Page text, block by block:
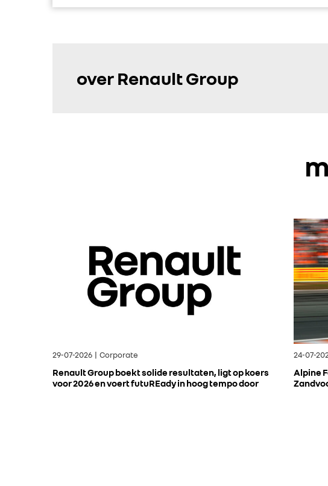
over Renault Group
29-07-2026 | Corporate
Renault Group boekt solide resultaten, ligt op koers
voor 2026 en voert futuREady in hoog tempo door
24-07-
Alpine